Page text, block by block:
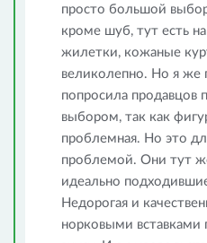
просто большой
кроме шуб, тут есть
жилетки, кожаные
великолепно. Но я же
попросила продавцов
выбором, так как
проблемная. Но это
проблемой. Они тут
идеально
Недорогая и
норковыми вставками